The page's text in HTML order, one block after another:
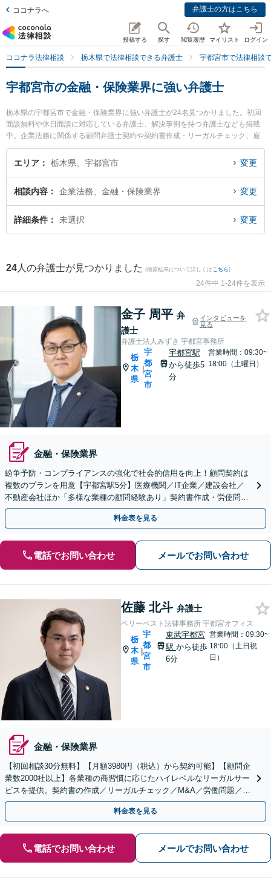
ココナラへ 弁護士の方はこちら
投稿する 探す 閲覧履歴 マイリスト ログイン
ココナラ法律相談 栃木県で法律相談できる弁護士 宇都宮市で法律相談
宇都宮市の金融・保険業界に強い弁護士
栃木県の宇都宮市で金融・保険業界に強い弁護士が24名見つかりました。初回
面談無料や休日面談に対応している弁護士、解決事例を持つ弁護士なども掲載
中。企業法務に関係する顧問弁護士契約や契約書作成・リーガルチェック、雇
用契約書・就業規則作成等の細かな分野での絞り込み検索もでき便利です。特
に弁護士法人みずき 宇都宮事務所の金子 周平弁護士やベリーベスト法律事務所
や夜間に発生した金融・保険業界のトラブルを今すぐに弁護士に相談したい』
『金融・保険業界のトラブル解決の実績豊富な近くの弁護士を検索したい』
『初回相談無料で金融・保険業界を法律相談できる宇都宮市内の弁護士に相談
エリア 栃木県、宇都宮市 変更
相談内容 企業法務、金融・保険業界 変更
詳細条件 未選択 変更
24 人の弁護士が見つかりました (検索結果について詳しくは こちら)
24件中 1-24件を表示
金子 周平 弁
護士
インタビューを
見る
弁護士法人みずき 宇都宮事務所
栃
木
県
|
宇
都
宮
市
宇都宮駅
から徒歩5
分
営業時間：09:30~
18:00（土曜日）
金融・保険業界
紛争予防・コンプライアンスの強化で社会的信用を向上！顧問契約は
複数のプランを用意【宇都宮駅5分】医療機関／IT企業／建設会社／
不動産会社ほか「多様な業種の顧問経験あり」契約書作成・労使問
題・クレーム対応など幅広く【休日・夜間面談可】
料金表を見る
電話でお問い合わせ メールでお問い合わせ
佐藤 北斗 弁護士
ベリーベスト法律事務所 宇都宮オフィス
栃
木
県
|
宇
都
宮
市
東武宇都宮
駅 から徒歩
6分
営業時間：09:30~
18:00（土日祝
日）
金融・保険業界
【初回相談30分無料】【月額3980円（税込）から契約可能】【顧問企
業数2000社以上】各業種の商習慣に応じたハイレベルなリーガルサー
ビスを提供。契約書の作成／リーガルチェック／M&A／労働問題／知
的財産等、お任せください【他士業連携可能】
料金表を見る
電話でお問い合わせ メールでお問い合わせ